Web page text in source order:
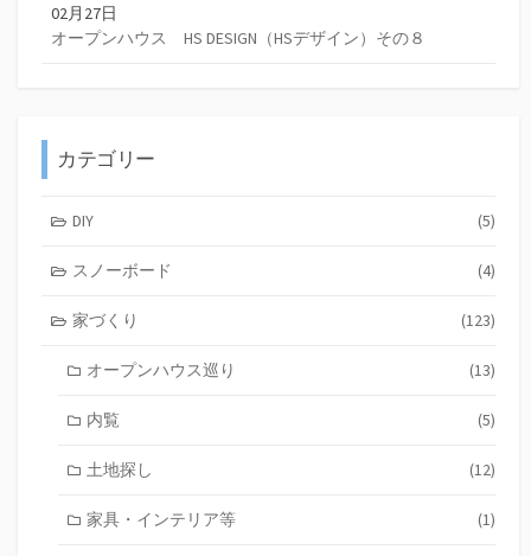
02月27日
オープンハウス HS DESIGN（HSデザイン）その８
カテゴリー
DIY (5)
スノーボード (4)
家づくり (123)
オープンハウス巡り (13)
内覧 (5)
土地探し (12)
家具・インテリア等 (1)